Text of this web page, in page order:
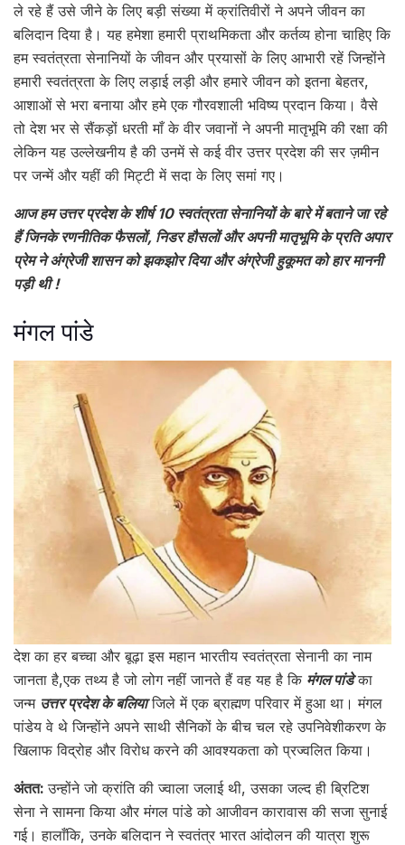
ले रहे हैं उसे जीने के लिए बड़ी संख्या में क्रांतिवीरों ने अपने जीवन का
बलिदान दिया है। यह हमेशा हमारी प्राथमिकता और कर्तव्य होना चाहिए कि
हम स्वतंत्रता सेनानियों के जीवन और प्रयासों के लिए आभारी रहें जिन्होंने
हमारी स्वतंत्रता के लिए लड़ाई लड़ी और हमारे जीवन को इतना बेहतर,
आशाओं से भरा बनाया और हमे एक गौरवशाली भविष्य प्रदान किया। वैसे
तो देश भर से सैंकड़ों धरती माँ के वीर जवानों ने अपनी मातृभूमि की रक्षा की
लेकिन यह उल्लेखनीय है की उनमें से कई वीर उत्तर प्रदेश की सर ज़मीन
पर जन्में और यहीं की मिट्टी में सदा के लिए समां गए।
आज हम उत्तर प्रदेश के शीर्ष 10 स्वतंत्रता सेनानियों के बारे में बताने जा रहे
हैं जिनके रणनीतिक फैसलों, निडर हौसलों और अपनी मातृभूमि के प्रति अपार
प्रेम ने अंग्रेजी शासन को झकझोर दिया और अंग्रेजी हुकूमत को हार माननी
पड़ी थी !
मंगल पांडे
देश का हर बच्चा और बूढ़ा इस महान भारतीय स्वतंत्रता सेनानी का नाम
जानता है,एक तथ्य है जो लोग नहीं जानते हैं वह यह है कि मंगल पांडेका
जन्म उत्तर प्रदेश के बलियाजिले में एक ब्राह्मण परिवार में हुआ था। मंगल
पांडेय वे थे जिन्होंने अपने साथी सैनिकों के बीच चल रहे उपनिवेशीकरण के
खिलाफ विद्रोह और विरोध करने की आवश्यकता को प्रज्वलित किया।
अंतत:उन्होंने जो क्रांति की ज्वाला जलाई थी, उसका जल्द ही ब्रिटिश
सेना ने सामना किया और मंगल पांडे को आजीवन कारावास की सजा सुनाई
गई। हालाँकि, उनके बलिदान ने स्वतंत्र भारत आंदोलन की यात्रा शुरू